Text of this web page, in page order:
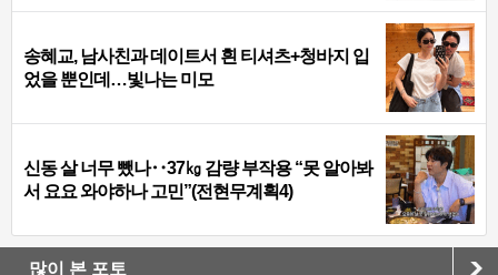
송혜교, 남사친과 데이트서 흰 티셔츠+청바지 입
었을 뿐인데…빛나는 미모
신동 살 너무 뺐나‥37㎏ 감량 부작용 “못 알아봐
서 요요 와야하나 고민”(전현무계획4)
많이 본 포토